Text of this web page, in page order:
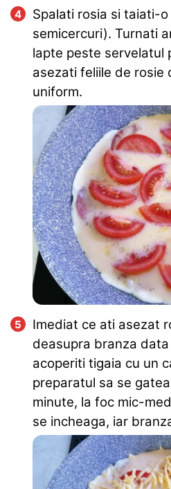
Spalati rosia si taiati-
semicercuri). Turnati
lapte peste servelatul
asezati feliile de rosie
uniform.
Imediat ce ati asezat
deasupra branza
acoperiti tigaia cu un
preparatul sa se
minute, la foc mic-
se incheaga, iar